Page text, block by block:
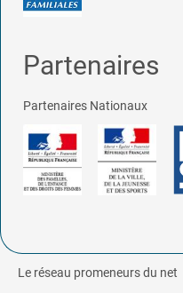
Partenaires
Partenaires Nationaux
Le réseau promeneurs du net